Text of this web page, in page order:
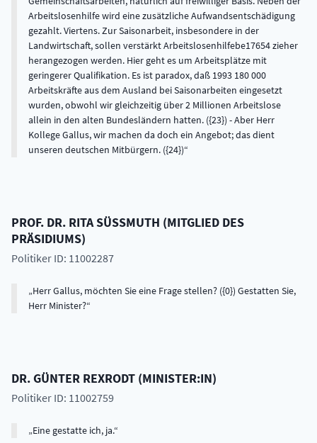
PROF. DR. RITASÜSSMUTH (MITGLIED DES
PRÄSIDIUMS)
Politiker ID: 11002287
Herr Gallus, möchten Sie eine Frage stellen? ({0}) Gestatten Sie,
Herr Minister?
DR.GÜNTER REXRODT (MINISTER:IN)
Politiker ID: 11002759
Eine gestatte ich, ja.